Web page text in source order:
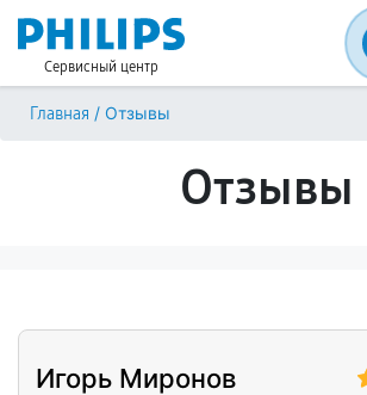
Сервисный центр
Главная / Отзывы
Отзывы
Игорь Миронов